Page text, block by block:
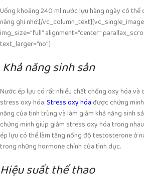
Uống khoảng 240 ml nước lựu hàng ngày có thể
năng ghi nhớ.[/vc_column_text][vc_single_image
img_size=”full” alignment=”center”
text_larger=”no”]
Khả năng sinh sản
Nước ép lựu có rất nhiều chất chống oxy hóa và
stress oxy hóa.Stress oxy hóađược chứng
năng của tinh trùng và làm giảm khả năng sinh
chứng minh giúp giảm stress oxy hóa trong
ép lựu có thể làm tăng nồng độ testosterone ở
trong những hormone chính củatình dục.
Hiệu suất thể thao